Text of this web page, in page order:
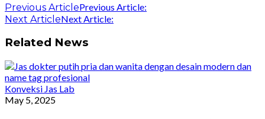
Previous ArticlePrevious Article:
Next ArticleNext Article:
Related News
Konveksi Jas Lab
May 5, 2025